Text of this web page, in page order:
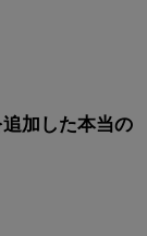
加した本当の